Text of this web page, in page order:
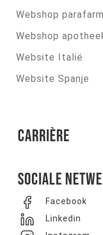
Webshop
Webshop
Website Italië
Website Spanje
Carrière
Sociale
Facebook
Linkedin